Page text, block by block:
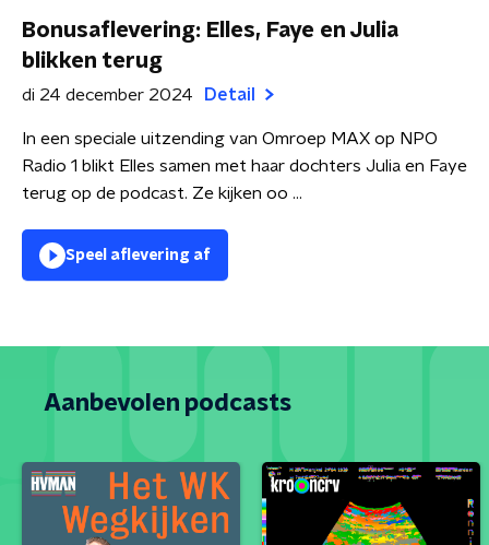
Bonusaflevering: Elles, Faye en Julia
blikken terug
di 24 december 2024 Detail
In een speciale uitzending van Omroep MAX op NPO
Radio 1 blikt Elles samen met haar dochters Julia en Faye
terug op de podcast. Ze kijken oo ...
Speel aflevering af
Aanbevolen podcasts